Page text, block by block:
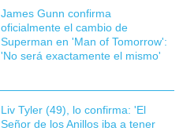
James Gunn confirma
oficialmente el cambio de
Superman en 'Man of Tomorrow':
'No será exactamente el mismo'
Liv Tyler (49), lo confirma: 'El
Señor de los Anillos iba a tener